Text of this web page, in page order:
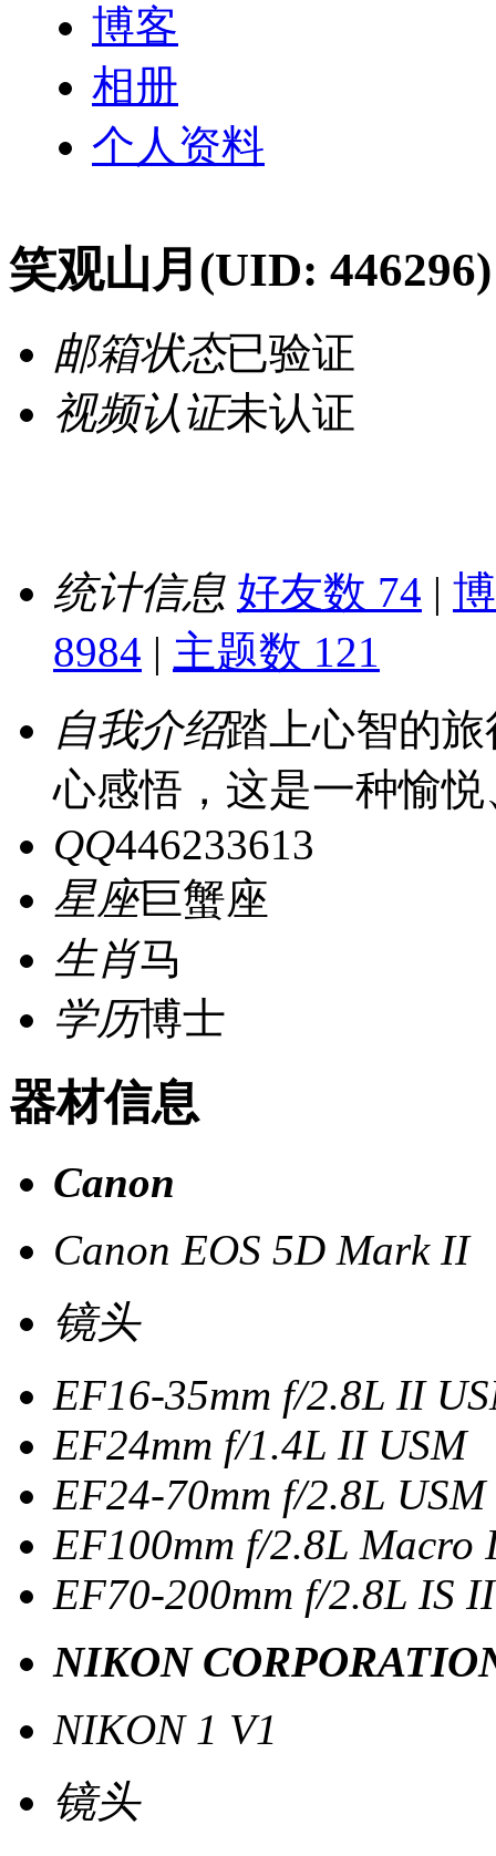
博客
相册
个人资料
笑观山月 (UID: 446296)
邮箱状态已验证
视频认证未认证
统计信息 好友数 74 |
8984 | 主题数 121
自我介绍踏上心智的
心感悟，这是一种愉
QQ446233613
星座巨蟹座
生肖马
学历博士
器材信息
Canon
Canon EOS 5D Mark II
镜头
EF16-35mm f/2.8L II
EF24mm f/1.4L II USM
EF24-70mm f/2.8L USM
EF100mm f/2.8L Macro
EF70-200mm f/2.8L IS
NIKON
NIKON 1 V1
镜头